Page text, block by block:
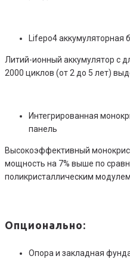
Lifepo4 аккумуляторная
Литий-ионный аккумулятор с
2000 циклов (от 2 до 5 лет)
Интегрированная
панель
Высокоэффективный
мощность на 7% выше по
поликристаллическим модулем.
Опционально:
Опора и закладная